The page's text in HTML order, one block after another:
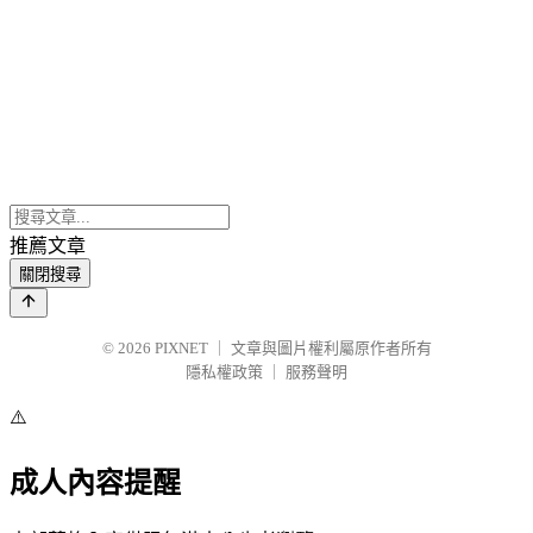
推薦文章
關閉搜尋
© 2026 PIXNET
文章與圖片權利屬原作者所有
隱私權政策
服務聲明
⚠️
成人內容提醒